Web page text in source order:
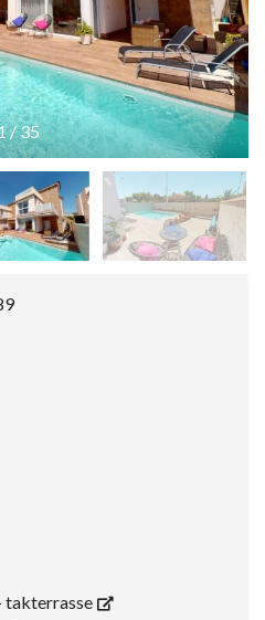
/35
takterrasse